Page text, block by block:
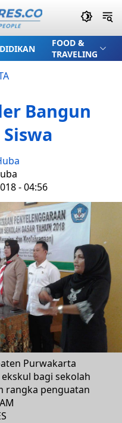
FOOD &
TRAVELING
Bangun
- 04:56
Purwakarta
bagi sekolah
rangka penguatan